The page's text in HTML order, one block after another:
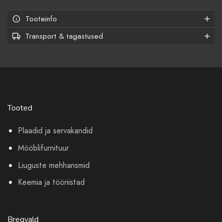
Tooteinfo
Transport & tagastused
Tooted
Plaadid ja servakandid
Mööblifurnituur
Liuguste mehhansmid
Keemia ja tööriistad
Bregvald